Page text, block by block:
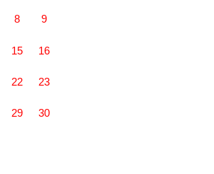
8 9
15 16
22 23
29 30